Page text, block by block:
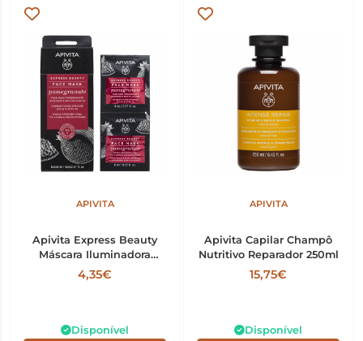
APIVITA
Apivita Express Beauty
Máscara Iluminadora
Revitalizante Romã 8ml x2
4,35€
Disponível
APIVITA
Apivita Capilar Champô
Nutritivo Reparador 250ml
15,75€
Disponível